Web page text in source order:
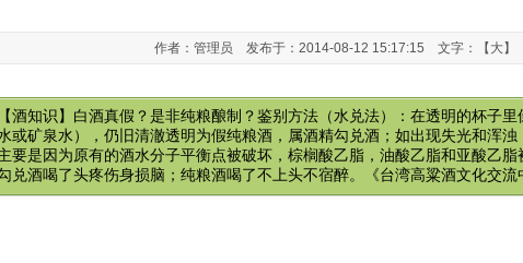
作者：管理员 发布于：2014-08-12 15:17:15 文字：【 大】
【酒知识】白酒真假？是非纯粮酿制？鉴别方法（水兑法）：在透明的杯子
或矿泉水），仍旧清澈透明为假纯粮酒，属酒精勾兑酒；如出现失光和浑
要是因为原有的酒水分子平衡点被破坏，棕榈酸乙脂，油酸乙脂和亚酸乙
兑酒喝了头疼伤身损脑；纯粮酒喝了不上头不宿醉。《台湾高粱酒文化交流